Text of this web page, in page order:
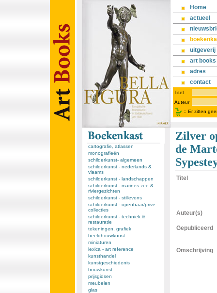
Home
actueel
uitgeverij
art books
adres
contact
Titel
Auteur
:: Er zitten
cartografie, atlassen
monografieën
schilderkunst- algemeen
schilderkunst - nederlands &
vlaams
schilderkunst - landschappen
schilderkunst - marines zee &
riviergezichten
schilderkunst - stillevens
schilderkunst - openbaar/prive
collecties
schilderkunst - techniek &
restauratie
tekeningen, grafiek
beeldhouwkunst
miniaturen
lexica - art reference
kunsthandel
kunstgeschiedenis
bouwkunst
prijsgidsen
meubelen
glas
Zilver
de
Titel
Auteur(s)
Gepubliceerd
Omschrijving